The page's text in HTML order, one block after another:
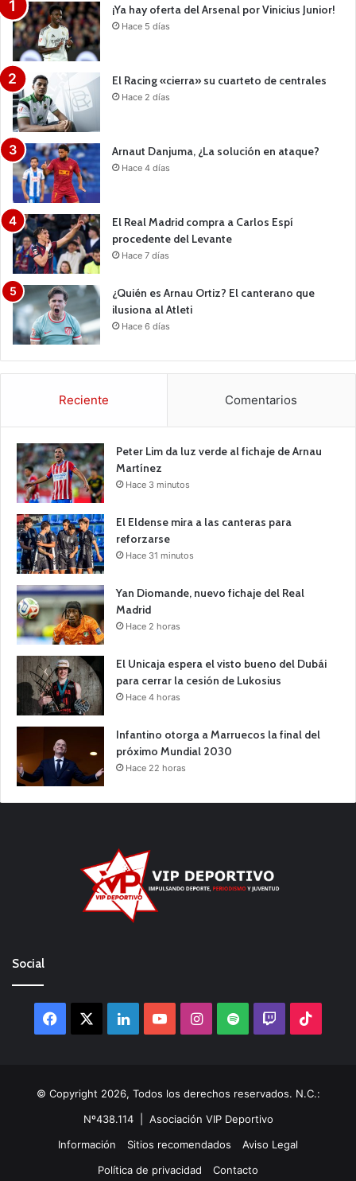
¡Ya hay oferta del Arsenal por Vinicius Junior!
Hace 5 días
El Racing «cierra» su cuarteto de centrales
Hace 2 días
Arnaut Danjuma, ¿La solución en ataque?
Hace 4 días
El Real Madrid compra a Carlos Espí
procedente del Levante
Hace 7 días
¿Quién es Arnau Ortiz? El canterano que
ilusiona al Atleti
Hace 6 días
Reciente Comentarios
Peter Lim da luz verde al fichaje de Arnau
Martínez
Hace 3 minutos
El Eldense mira a las canteras para
reforzarse
Hace 31 minutos
Yan Diomande, nuevo fichaje del Real
Madrid
Hace 2 horas
El Unicaja espera el visto bueno del Dubái
para cerrar la cesión de Lukosius
Hace 4 horas
Infantino otorga a Marruecos la final del
próximo Mundial 2030
Hace 22 horas
Social
Facebook LinkedInYouTubeInstagram
Spotify Twitch
© Copyright 2026, Todos los derechos reservados. N.C.:
Nº438.114 | Asociación VIP Deportivo
Información
Sitios recomendados
Aviso Legal
Política de privacidad
Contacto